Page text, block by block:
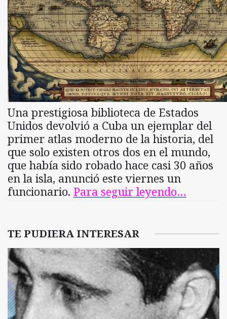
Una prestigiosa biblioteca de Estados
Unidos devolvió a Cuba un ejemplar del
primer atlas moderno de la historia, del
que solo existen otros dos en el mundo,
que había sido robado hace casi 30 años
en la isla, anunció este viernes un
funcionario. Para seguir leyendo…
TE PUDIERA INTERESAR